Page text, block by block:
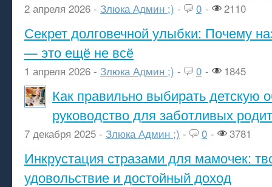
2 апреля 2026 - Злюка Админ ;) - 0 - 2110
Секрет долговечной улыбки: Почему
— это ещё не всё
1 апреля 2026 - Злюка Админ ;) - 0 - 1845
Как правильно выбирать детскую
руководство для заботливых
7 декабря 2025 - Злюка Админ ;) - 0 - 3781
Инкрустация стразами для мамочек:
удовольствие и достойный доход